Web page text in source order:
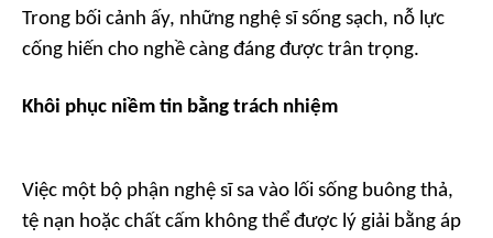
Trong bối cảnh ấy, những nghệ sĩ sống sạch, nỗ lực
cống hiến cho nghề càng đáng được trân trọng.
Khôi phục niềm tin bằng trách nhiệm
Việc một bộ phận nghệ sĩ sa vào lối sống buông thả,
tệ nạn hoặc chất cấm không thể được lý giải bằng áp